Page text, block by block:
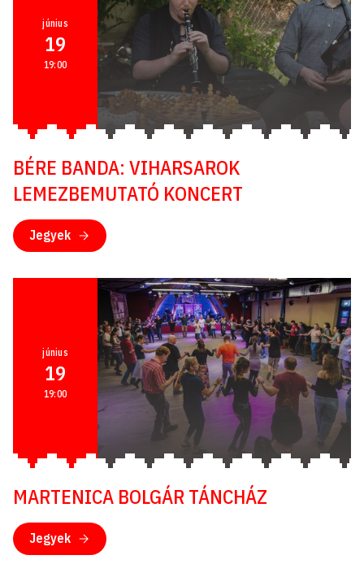
június
19
19:00
BÉRE BANDA: VIHARSAROK
LEMEZBEMUTATÓ KONCERT
Jegyek
június
19
19:00
MARTENICA BOLGÁR TÁNCHÁZ
Jegyek